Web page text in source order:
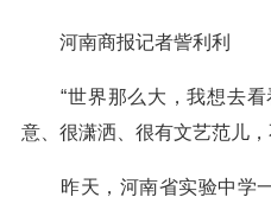
河南商报记者訾利利
“世界那么大，我想去看
意、很潇洒、很有文艺范儿
昨天，河南省实验中学一